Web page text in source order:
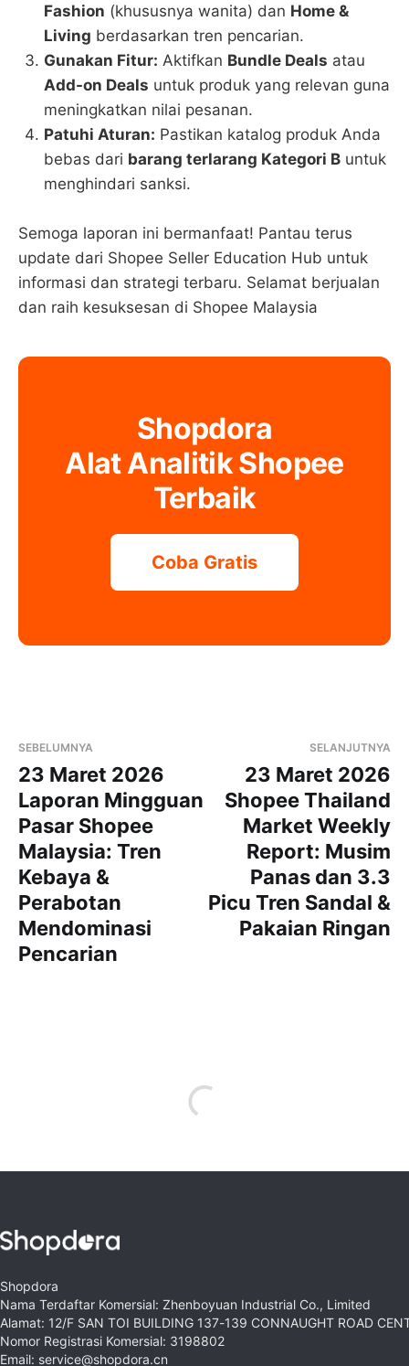
Fashion (khususnya wanita) dan Home &
Living berdasarkan tren pencarian.
Gunakan Fitur: Aktifkan Bundle Deals atau
Add-on Deals untuk produk yang relevan guna
meningkatkan nilai pesanan.
Patuhi Aturan: Pastikan katalog produk Anda
bebas dari barang terlarang Kategori B untuk
menghindari sanksi.
Semoga laporan ini bermanfaat! Pantau terus
update dari Shopee Seller Education Hub untuk
informasi dan strategi terbaru. Selamat berjualan
dan raih kesuksesan di Shopee Malaysia
Shopdora
Alat Analitik Shopee
Terbaik
Coba Gratis
SEBELUMNYA
23 Maret 2026
Laporan Mingguan
Pasar Shopee
Malaysia: Tren
Kebaya &
Perabotan
Mendominasi
Pencarian
SELANJUTNYA
23 Maret 2026
Shopee Thailand
Market Weekly
Report: Musim
Panas dan 3.3
Picu Tren Sandal &
Pakaian Ringan
Shopdora
Nama Terdaftar Komersial: Zhenboyuan Industrial Co., Limited
Alamat: 12/F SAN TOI BUILDING 137-139 CONNAUGHT ROAD
Nomor Registrasi Komersial: 3198802
Email: service@shopdora.cn